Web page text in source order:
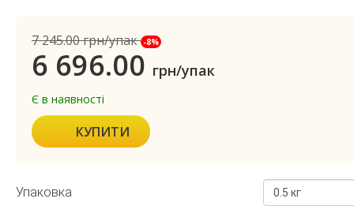
7 245.00грн/упак -8%
6 696.00 грн/упак
Є в наявності
КУПИТИ
Упаковка 0.5 кг